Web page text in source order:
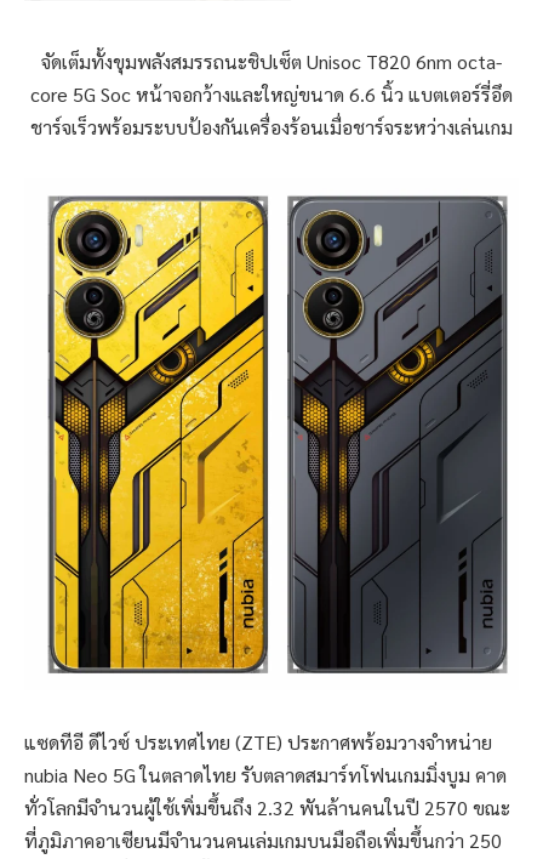
จัดเต็มทั้งขุมพลังสมรรถนะชิปเซ็ต Unisoc T820 6nm octa-
core 5G Soc หน้าจอกว้างและใหญ่ขนาด 6.6 นิ้ว แบตเตอร์รี่อึด
ชาร์จเร็วพร้อมระบบป้องกันเครื่องร้อนเมื่อชาร์จระหว่างเล่นเกม
แซดทีอี ดีไวซ์ ประเทศไทย (ZTE) ประกาศพร้อมวางจำหน่าย
nubia Neo 5G ในตลาดไทย รับตลาดสมาร์ทโฟนเกมมิ่งบูม คาด
ทั่วโลกมีจำนวนผู้ใช้เพิ่มขึ้นถึง 2.32 พันล้านคนในปี 2570 ขณะ
ที่ภูมิภาคอาเซียนมีจำนวนคนเล่มเกมบนมือถือเพิ่มขึ้นกว่า 250